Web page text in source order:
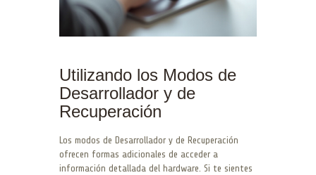
Utilizando los Modos de
Desarrollador y de
Recuperación
Los modos de Desarrollador y de Recuperación
ofrecen formas adicionales de acceder a
información detallada del hardware. Si te sientes